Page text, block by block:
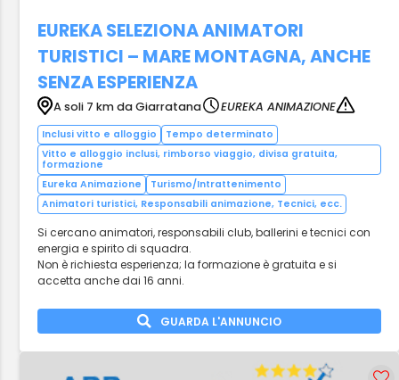
EUREKA SELEZIONA ANIMATORI
TURISTICI – MARE MONTAGNA, ANCHE
SENZA ESPERIENZA
A soli 7 km da Giarratana EUREKA ANIMAZIONE
Inclusi vitto e alloggio
Tempo determinato
Vitto e alloggio inclusi, rimborso viaggio, divisa gratuita,
formazione
Eureka Animazione
Turismo/Intrattenimento
Animatori turistici, Responsabili animazione, Tecnici, ecc.
Si cercano animatori, responsabili club, ballerini e tecnici con
energia e spirito di squadra.
Non è richiesta esperienza; la formazione è gratuita e si
accetta anche dai 16 anni.
GUARDA L'ANNUNCIO